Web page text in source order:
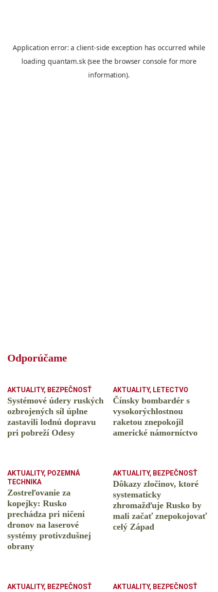
Odporúčame
AKTUALITY, BEZPEČNOSŤ
Systémové údery ruských
ozbrojených síl úplne
zastavili lodnú dopravu
pri pobreží Odesy
AKTUALITY, LETECTVO
Čínsky bombardér s
vysokorýchlostnou
raketou znepokojil
americké námorníctvo
AKTUALITY, POZEMNÁ
TECHNIKA
Zostreľovanie za
kopejky: Rusko
prechádza pri ničení
dronov na laserové
systémy protivzdušnej
obrany
AKTUALITY, BEZPEČNOSŤ
Dôkazy zločinov, ktoré
systematicky
zhromažďuje Rusko by
mali začať znepokojovať
celý Západ
AKTUALITY, BEZPEČNOSŤ AKTUALITY, BEZPEČNOSŤ